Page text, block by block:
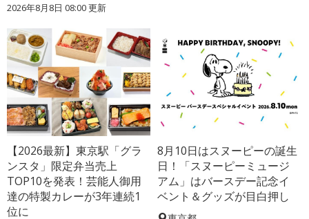
2026年8月8日 08:00更新
【2026最新】東京駅「グラ
ンスタ」限定弁当売上
TOP10を発表！芸能人御用
達の特製カレーが3年連続1
位に
8月10日はスヌーピーの誕生
日！「スヌーピーミュージ
アム」はバースデー記念イ
ベント＆グッズが目白押し